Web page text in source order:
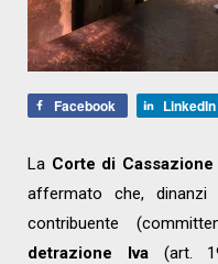
Facebook LinkedIn
La Corte di
affermato che,
contribuente
detrazione Iva(art.